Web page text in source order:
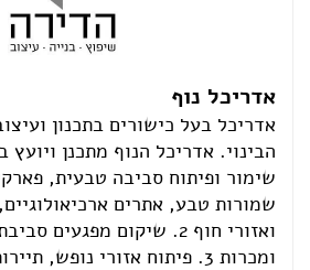
אדריכל נוף
אדריכל בעל כישורים בתכנון
שימור ופיתוח סביבה טבעית,
שמורות טבע, אתרים
ואזורי חוף 2. שיקום